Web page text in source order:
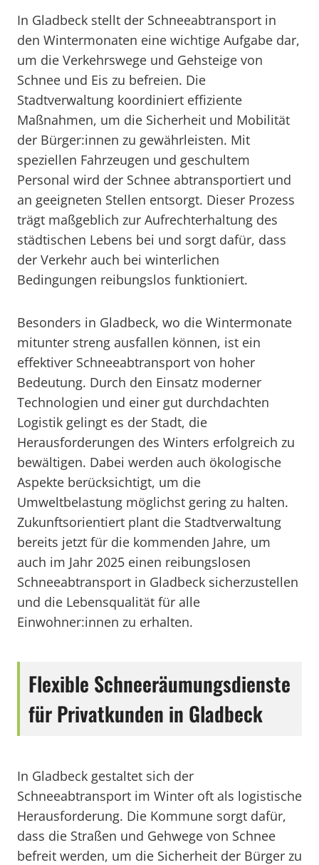
In Gladbeck stellt der Schneeabtransport in
den Wintermonaten eine wichtige Aufgabe dar,
um die Verkehrswege und Gehsteige von
Schnee und Eis zu befreien. Die
Stadtverwaltung koordiniert effiziente
Maßnahmen, um die Sicherheit und Mobilität
der Bürger:innen zu gewährleisten. Mit
speziellen Fahrzeugen und geschultem
Personal wird der Schnee abtransportiert und
an geeigneten Stellen entsorgt. Dieser Prozess
trägt maßgeblich zur Aufrechterhaltung des
städtischen Lebens bei und sorgt dafür, dass
der Verkehr auch bei winterlichen
Bedingungen reibungslos funktioniert.
Besonders in Gladbeck, wo die Wintermonate
mitunter streng ausfallen können, ist ein
effektiver Schneeabtransport von hoher
Bedeutung. Durch den Einsatz moderner
Technologien und einer gut durchdachten
Logistik gelingt es der Stadt, die
Herausforderungen des Winters erfolgreich zu
bewältigen. Dabei werden auch ökologische
Aspekte berücksichtigt, um die
Umweltbelastung möglichst gering zu halten.
Zukunftsorientiert plant die Stadtverwaltung
bereits jetzt für die kommenden Jahre, um
auch im Jahr 2025 einen reibungslosen
Schneeabtransport in Gladbeck sicherzustellen
und die Lebensqualität für alle
Einwohner:innen zu erhalten.
Flexible Schneeräumungsdienste
für Privatkunden in Gladbeck
In Gladbeck gestaltet sich der
Schneeabtransport im Winter oft als logistische
Herausforderung. Die Kommune sorgt dafür,
dass die Straßen und Gehwege von Schnee
befreit werden, um die Sicherheit der Bürger zu